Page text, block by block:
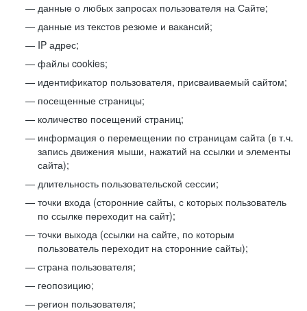
данные о любых запросах пользователя на Сайте;
данные из текстов резюме и вакансий;
IP адрес;
файлы cookies;
идентификатор пользователя, присваиваемый сайтом;
посещенные страницы;
количество посещений страниц;
информация о перемещении по страницам сайта (в т.ч.
запись движения мыши, нажатий на ссылки и элементы
сайта);
длительность пользовательской сессии;
точки входа (сторонние сайты, с которых пользователь
по ссылке переходит на сайт);
точки выхода (ссылки на сайте, по которым
пользователь переходит на сторонние сайты);
страна пользователя;
геопозицию;
регион пользователя;